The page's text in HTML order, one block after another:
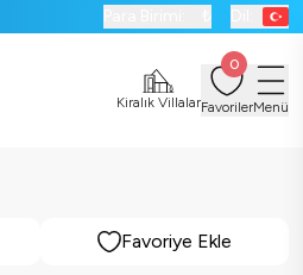
Kiralık Villalar
0
FavorilerMenü
Favoriye Ekle